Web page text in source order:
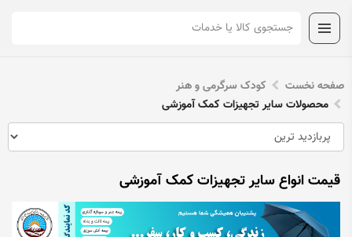
صفحه نخست
کودک سرگرمی و هنر
محصولات سایر تجهیزات کمک آموزشی
قیمت انواع سایر تجهیزات کمک آموزشی